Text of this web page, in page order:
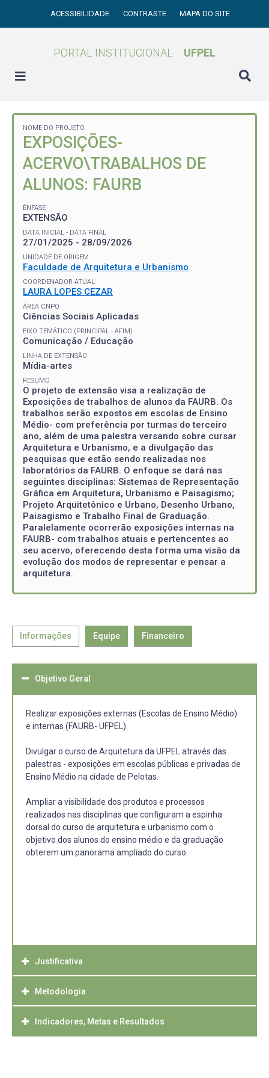
ACESSIBILIDADE CONTRASTE MAPA DO SITE
PORTAL INSTITUCIONAL UFPEL
NOME DO PROJETO
EXPOSIÇÕES-
ACERVO\TRABALHOS DE
ALUNOS: FAURB
ÊNFASE
EXTENSÃO
DATA INICIAL - DATA FINAL
27/01/2025 - 28/09/2026
UNIDADE DE ORIGEM
Faculdade de Arquitetura e Urbanismo
COORDENADOR ATUAL
LAURA LOPES CEZAR
ÁREA CNPQ
Ciências Sociais Aplicadas
EIXO TEMÁTICO (PRINCIPAL - AFIM)
Comunicação / Educação
LINHA DE EXTENSÃO
Mídia-artes
RESUMO
O projeto de extensão visa a realização de
Exposições de trabalhos de alunos da FAURB. Os
trabalhos serão expostos em escolas de Ensino
Médio- com preferência por turmas do terceiro
ano, além de uma palestra versando sobre cursar
Arquitetura e Urbanismo, e a divulgação das
pesquisas que estão sendo realizadas nos
laboratórios da FAURB. O enfoque se dará nas
seguintes disciplinas: Sistemas de Representação
Gráfica em Arquitetura, Urbanismo e Paisagismo;
Projeto Arquitetônico e Urbano, Desenho Urbano,
Paisagismo e Trabalho Final de Graduação.
Paralelamente ocorrerão exposições internas na
FAURB- com trabalhos atuais e pertencentes ao
seu acervo, oferecendo desta forma uma visão da
evolução dos modos de representar e pensar a
arquitetura.
Informações Equipe Financeiro
Objetivo Geral
Realizar exposições externas (Escolas de Ensino Médio)
e internas (FAURB- UFPEL).
Divulgar o curso de Arquitetura da UFPEL através das
palestras - exposições em escolas públicas e privadas de
Ensino Médio na cidade de Pelotas.
Ampliar a visibilidade dos produtos e processos
realizados nas disciplinas que configuram a espinha
dorsal do curso de arquitetura e urbanismo com o
objetivo dos alunos do ensino médio e da graduação
obterem um panorama ampliado do curso.
Justificativa
O projeto de extensão se justifica com a possibilidade de
despertar o interesse em alunos de ensino médio em
cursar a Faculdade de Arquitetura e Urbanismo. E, em
Metodologia
Exposições externas ( Ensino médio)
Indicadores, Metas e Resultados